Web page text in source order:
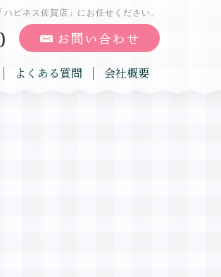
ピネス佐賀店」にお任せください。
よくある質問 会社概要